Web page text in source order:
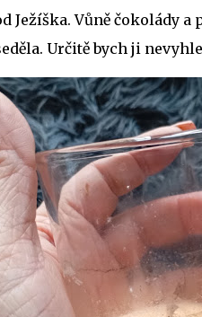
Ježíška. Vůně čokolády
Určitě bych ji